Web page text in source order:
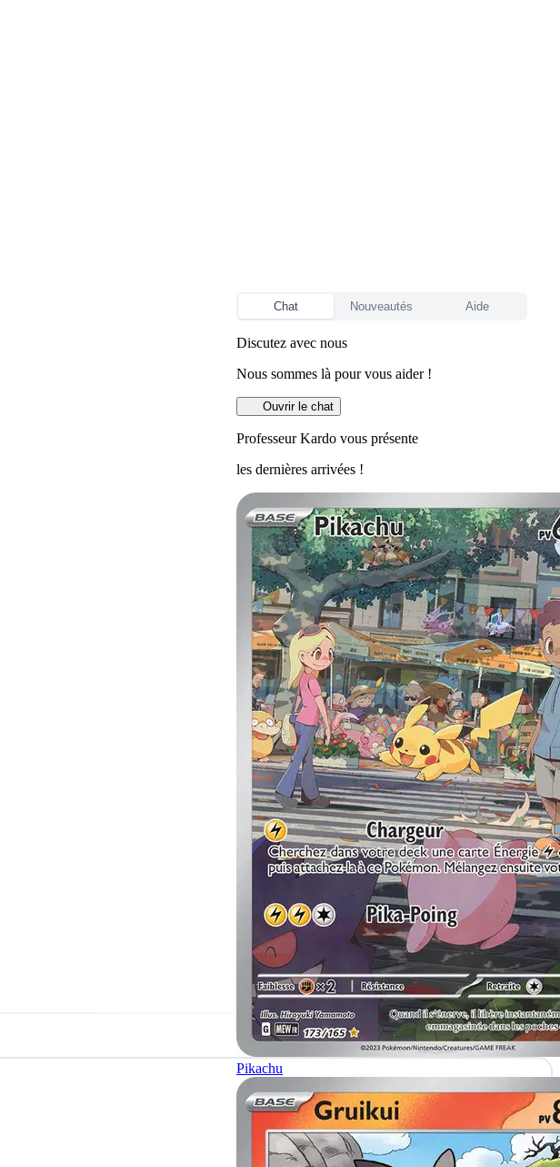
Chat Nouveautés Aide
Discutez avec nous
Nous sommes là pour vous aider !
Ouvrir le chat
Professeur Kardo vous présente
les dernières arrivées !
Pikachu